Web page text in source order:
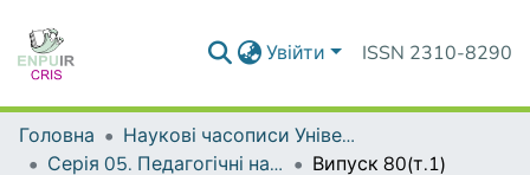
Увійти ISSN 2310-8290
Головна
Наукові часописи Університету
Серія 05. Педагогічні науки: реалії та перспективи
Випуск 80(т.1)